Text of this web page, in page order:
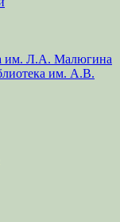
им. Л.А. Малюгина
им. А.В.